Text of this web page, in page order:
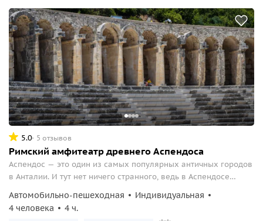
5.0 5 отзывов
Римский амфитеатр древнего Аспендоса
Аспендос — это один из самых популярных античных городов
в Анталии. И тут нет ничего странного, ведь в Аспендосе
настолько хорошо сохранился, что сейчас является одним из
символов туристической Анталии...
Автомобильно-пешеходная
Индивидуальная
4 человека
4 ч.